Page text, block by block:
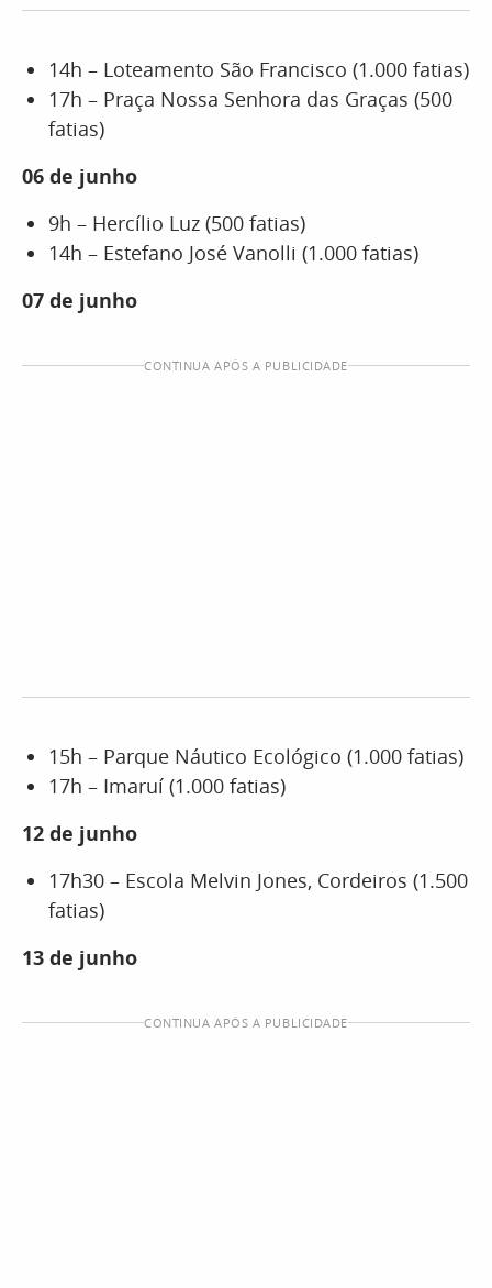
14h – Loteamento São Francisco (1.000 fatias)
17h – Praça Nossa Senhora das Graças (500
fatias)
06 de junho
9h – Hercílio Luz (500 fatias)
14h – Estefano José Vanolli (1.000 fatias)
07 de junho
CONTINUA APÓS A PUBLICIDADE
15h – Parque Náutico Ecológico (1.000 fatias)
17h – Imaruí (1.000 fatias)
12 de junho
17h30 – Escola Melvin Jones, Cordeiros (1.500
fatias)
13 de junho
CONTINUA APÓS A PUBLICIDADE